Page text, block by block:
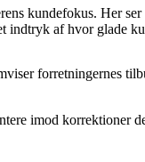
kundefokus. Her
indtryk af hvor glade
forretningernes
imod korrektioner